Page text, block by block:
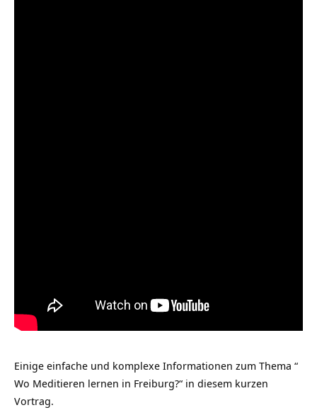
Einige einfache und komplexe Informationen zum Thema “
Wo Meditieren lernen in Freiburg?“ in diesem kurzen
Vortrag.